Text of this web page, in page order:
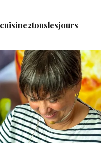
cuisine2touslesjours